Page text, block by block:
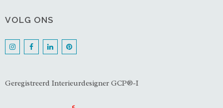
VOLG ONS
Geregistreerd Interieurdesigner GCP®-I